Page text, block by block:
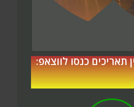
תאריכים כנסו לווצאפ: